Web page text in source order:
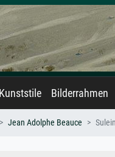
Kunststile Bilderrahmen
Jean Adolphe Beauce